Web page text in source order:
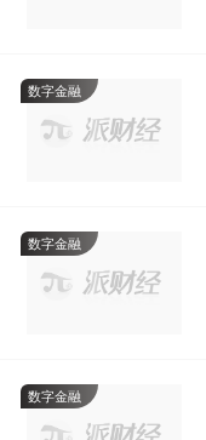
数字金融
数字金融
数字金融